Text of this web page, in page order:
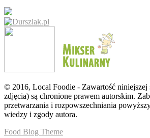
© 2016, Local Foodie - Zawartość niniejszej
zdjęcia) są chronione prawem autorskim.
przetwarzania i rozpowszechniania
wiedzy i zgody autora.
Food Blog Theme